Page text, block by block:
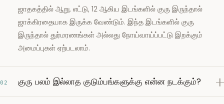
ஜாதகத்தில் ஆறு, எட்டு, 12 ஆகிய இடங்களில் குரு இருந்தால்
ஜாக்கிரதையாக இருக்க வேண்டும். இந்த இடங்களில் குரு
இருந்தால் துர்மரணங்கள் அல்லது நோய்வாய்ப்பட்டு இறக்கும்
அமைப்புகள் ஏற்படலாம்.
02 குரு பலம் இல்லாத குடும்பங்களுக்கு என்ன நடக்கும்?